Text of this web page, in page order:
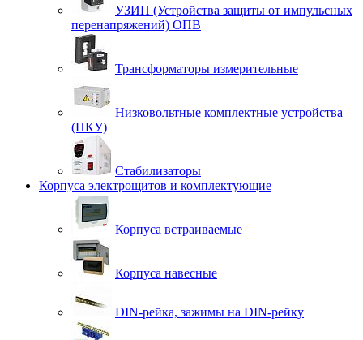
УЗИП (Устройства защиты от импульсных
перенапряжений) ОПВ
Трансформаторы измерительные
Низковольтные комплектные устройства
(НКУ)
Стабилизаторы
Корпуса электрощитов и комплектующие
Корпуса встраиваемые
Корпуса навесные
DIN-рейка, зажимы на DIN-рейку